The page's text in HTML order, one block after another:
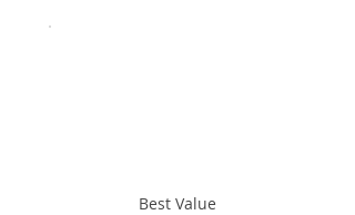
Best Value